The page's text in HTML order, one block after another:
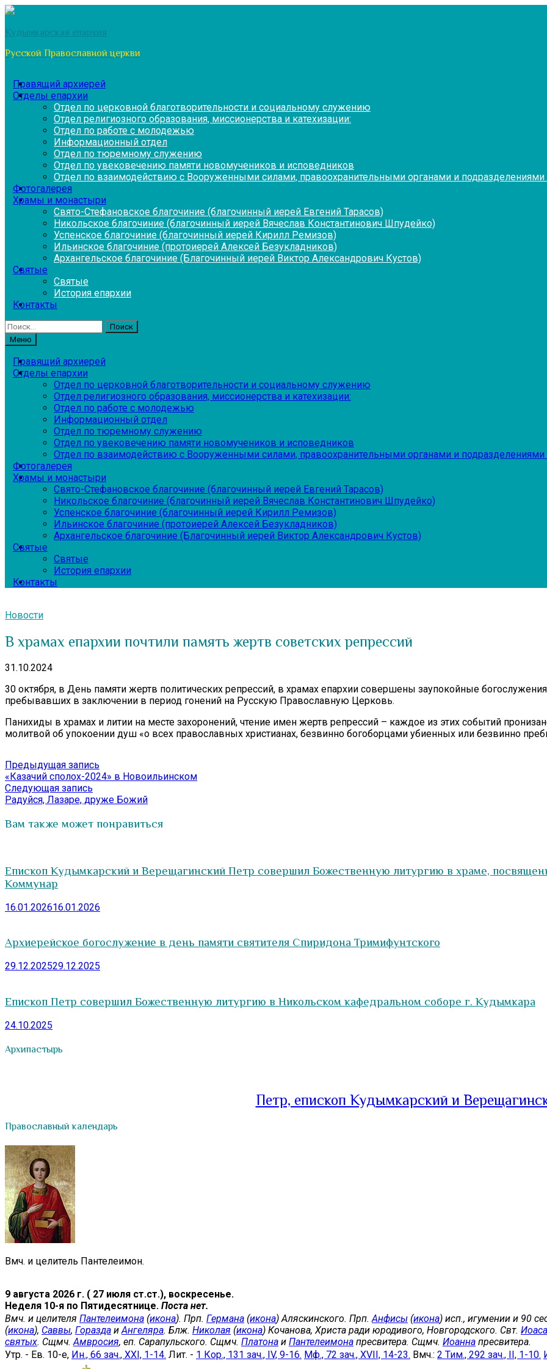
Перейти
содержимому
Кудымкарская епархия
Русской Православной церкви
Правящий архиерей
Отделы епархии
Отдел по церковной благотворительности и социальному служению
Отдел религиозного образования, миссионерства и катехизации:
Отдел по работе с молодежью
Информационный отдел
Отдел по тюремному служению
Отдел по увековечению памяти новомучеников и исповедников
Отдел по взаимодействию с Вооруженными силами, правоохранительными органами и
Фотогалерея
Храмы и монастыри
Свято-Стефановское благочиние (благочинный иерей Евгений Тарасов)
Никольское благочиние (благочинный иерей Вячеслав Константинович Шпудейко)
Успенское благочиние (благочинный иерей Кирилл Ремизов)
Ильинское благочиние (протоиерей Алексей Безукладников)
Архангельское благочиние (Благочинный иерей Виктор Александрович Кустов)
Святые
Святые
История епархии
Контакты
Найти:
Меню
Правящий архиерей
Отделы епархии
Отдел по церковной благотворительности и социальному служению
Отдел религиозного образования, миссионерства и катехизации:
Отдел по работе с молодежью
Информационный отдел
Отдел по тюремному служению
Отдел по увековечению памяти новомучеников и исповедников
Отдел по взаимодействию с Вооруженными силами, правоохранительными органами и
Фотогалерея
Храмы и монастыри
Свято-Стефановское благочиние (благочинный иерей Евгений Тарасов)
Никольское благочиние (благочинный иерей Вячеслав Константинович Шпудейко)
Успенское благочиние (благочинный иерей Кирилл Ремизов)
Ильинское благочиние (протоиерей Алексей Безукладников)
Архангельское благочиние (Благочинный иерей Виктор Александрович Кустов)
Святые
Святые
История епархии
Контакты
Новости
В храмах епархии почтили память жертв советских репрессий
31.10.2024
30 октября, в День памяти жертв политических репрессий, в храмах епархии совершены заупокойные
пребывавших в заключении в период гонений на Русскую Православную Церковь.
Панихиды в храмах и литии на месте захоронений, чтение имен жертв репрессий – каждое из этих событий
молитвой об упокоении душ «о всех православных христианах, безвинно богоборцами убиенных или безвинно
Навигация
по
записям
Предыдущая запись
запись:
«Казачий сполох-2024» в Новоильинском
Следующая запись
запись:
Радуйся, Лазаре, друже Божий
Вам также может понравиться
Епископ Кудымкарский и Верещагинский Петр совершил Божественную литургию в храме,
Коммунар
16.01.202616.01.2026
Архиерейское богослужение в день памяти святителя Спиридона Тримифунтского
29.12.202529.12.2025
Епископ Петр совершил Божественную литургию в Никольском кафедральном соборе г. Кудымкара
24.10.2025
Архипастырь
Петр, епископ Кудымкарский и
Православный календарь
Вмч. и целитель Пантелеимон.
9 августа 2026 г. ( 27 июля ст.ст.), воскресенье.
Неделя 10-я по Пятидесятнице. Поста нет.
Вмч. и целителя Пантелеимона (икона). Прп. Германа (икона) Аляскинского. Прп. Анфисы (икона) исп., игумении и 90
(икона), Саввы, Горазда и Ангеляра. Блж. Николая (икона) Кочанова, Христа ради юродивого, Новгородского. Свт.
святых. Сщмч. Амвросия, еп. Сарапульского. Сщмч. Платона и Пантелеимона пресвитера. Сщмч. Иоанна пресвитера.
Утр. - Ев. 10-е, Ин., 66 зач., XXI, 1-14. Лит. - 1 Кор., 131 зач., IV, 9-16. Мф., 72 зач., XVII, 14-23. Вмч.: 2 Тим., 292 зач., II, 1-10.